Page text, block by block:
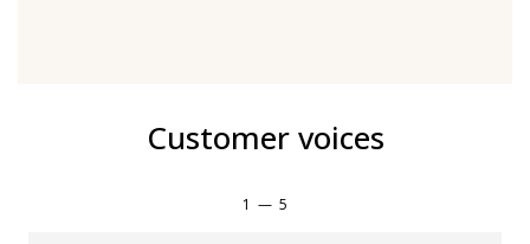
Customer voices
1 — 5